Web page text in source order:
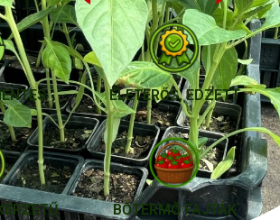
ÉLETERŐS, EDZETT
BŐTERMŐ FAJTÁK